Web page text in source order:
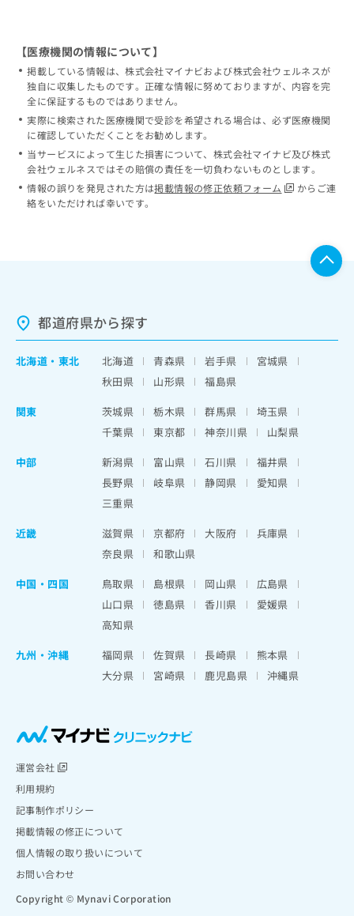
【医療機関の情報について】
掲載している情報は、株式会社マイナビおよび株式会社ウェルネスが
独自に収集したものです。正確な情報に努めておりますが、内容を完
全に保証するものではありません。
実際に検索された医療機関で受診を希望される場合は、必ず医療機関
に確認していただくことをお勧めします。
当サービスによって生じた損害について、株式会社マイナビ及び株式
会社ウェルネスではその賠償の責任を一切負わないものとします。
情報の誤りを発見された方は掲載情報の修正依頼フォーム
からご連
絡をいただければ幸いです。
都道府県から探す
北海道 ・ 東北 北海道 青森県 岩手県
宮城県
秋田県
山形県
福島県
関東
茨城県 栃木県 群馬県
埼玉県
千葉県
東京都 神奈川県
山梨県
中部
新潟県 富山県 石川県
福井県
長野県
岐阜県 静岡県
愛知県
三重県
近畿
滋賀県 京都府 大阪府
兵庫県
奈良県
和歌山県
中国・四国
鳥取県 島根県 岡山県
広島県
山口県
徳島県 香川県
愛媛県
高知県
九州・沖縄
福岡県 佐賀県 長崎県
熊本県
大分県
宮崎県 鹿児島県 沖縄県
運営会社
利用規約
記事制作ポリシー
掲載情報の修正について
個人情報の取り扱いについて
お問い合わせ
Copyright © Mynavi Corporation